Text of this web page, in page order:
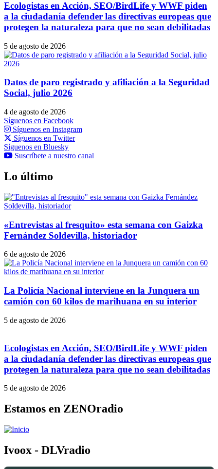
Ecologistas en Acción, SEO/BirdLife y WWF piden
a la ciudadanía defender las directivas europeas que
protegen la naturaleza para que no sean debilitadas
5 de agosto de 2026
Datos de paro registrado y afiliación a la Seguridad
Social, julio 2026
4 de agosto de 2026
Síguenos en Facebook
Síguenos en Instagram
Síguenos en Twitter
Síguenos en Bluesky
Suscríbete a nuestro canal
Lo último
«Entrevistas al fresquito» esta semana con Gaizka
Fernández Soldevilla, historiador
6 de agosto de 2026
La Policía Nacional interviene en la Junquera un
camión con 60 kilos de marihuana en su interior
5 de agosto de 2026
Ecologistas en Acción, SEO/BirdLife y WWF piden
a la ciudadanía defender las directivas europeas que
protegen la naturaleza para que no sean debilitadas
5 de agosto de 2026
Estamos en ZENOradio
Ivoox - DLVradio